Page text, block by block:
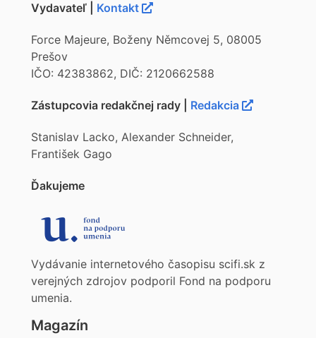
Vydavateľ | Kontakt
Force Majeure, Boženy Němcovej 5, 08005
Prešov
IČO: 42383862, DIČ: 2120662588
Zástupcovia redakčnej rady | Redakcia
Stanislav Lacko, Alexander Schneider,
František Gago
Ďakujeme
Vydávanie internetového časopisu scifi.sk z
verejných zdrojov podporil Fond na podporu
umenia.
Magazín